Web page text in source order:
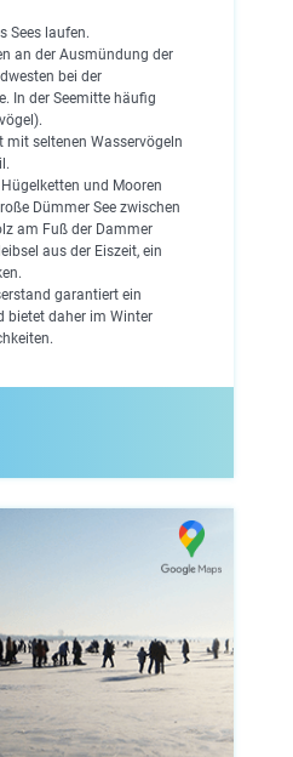
Sees laufen.
an der Ausmündung der
bei der
In der Seemitte häufig
mit seltenen Wasservögeln
und Mooren
Dümmer See zwischen
am Fuß der Dammer
aus der Eiszeit, ein
garantiert ein
bietet daher im Winter